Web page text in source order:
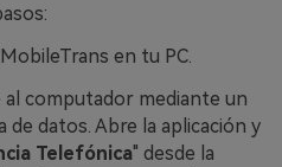
en tu PC.
computador mediante un
datos. Abre la aplicación y
Telefónica" desde la